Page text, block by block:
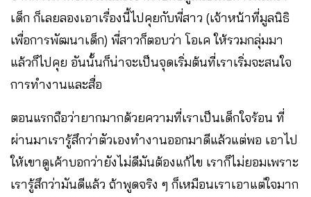
เด็ก ก็เลยลองเอาเรื่องนี้ไปคุยกับพี่สาว (เจ้าหน้าที่มูลนิธิ
เพื่อการพัฒนาเด็ก) พี่สาวก็ตอบว่า โอเค ให้รวมกลุ่มมา
แล้วก็ไปคุย อันนั้นก็น่าจะเป็นจุดเริ่มต้นที่เราเริ่มจะสนใจ
การทำงานและสื่อ
ตอนแรกถือว่ายากมากด้วยความที่เราเป็นเด็กใจร้อน ที่
ผ่านมาเรารู้สึกว่าตัวเองทำงานออกมาดีแล้วแต่พอ เอาไป
ให้เขาดูเค้าบอกว่ายังไม่ดีมันต้องแก้ไข ​เราก็ไม่ยอมเพราะ
เรารู้สึกว่ามันดีแล้ว ถ้าพูดจริง ๆ ก็เหมือนเราเอาแต่ใจมาก